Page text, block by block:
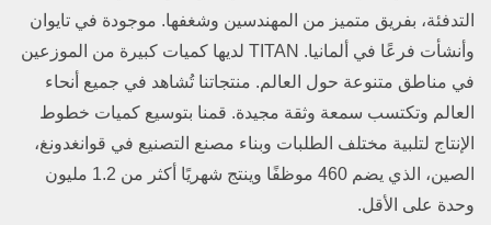
التدفئة، بفريق متميز من المهندسين وشغفها. موجودة في تايوان
وأنشأت فرعًا في ألمانيا. TITAN لديها كميات كبيرة من الموزعين
في مناطق متنوعة حول العالم. منتجاتنا تُشاهد في جميع أنحاء
العالم وتكتسب سمعة وثقة مجيدة. قمنا بتوسيع كميات خطوط
الإنتاج لتلبية مختلف الطلبات وبناء مصنع التصنيع في قوانغدونغ،
الصين، الذي يضم 460 موظفًا وينتج شهريًا أكثر من 1.2 مليون
وحدة على الأقل.